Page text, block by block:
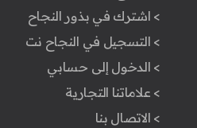
> اشترك في بذور النجاح
> التسجيل في النجاح نت
> الدخول إلى حسابي
> علاماتنا التجارية
> الاتصال بنا